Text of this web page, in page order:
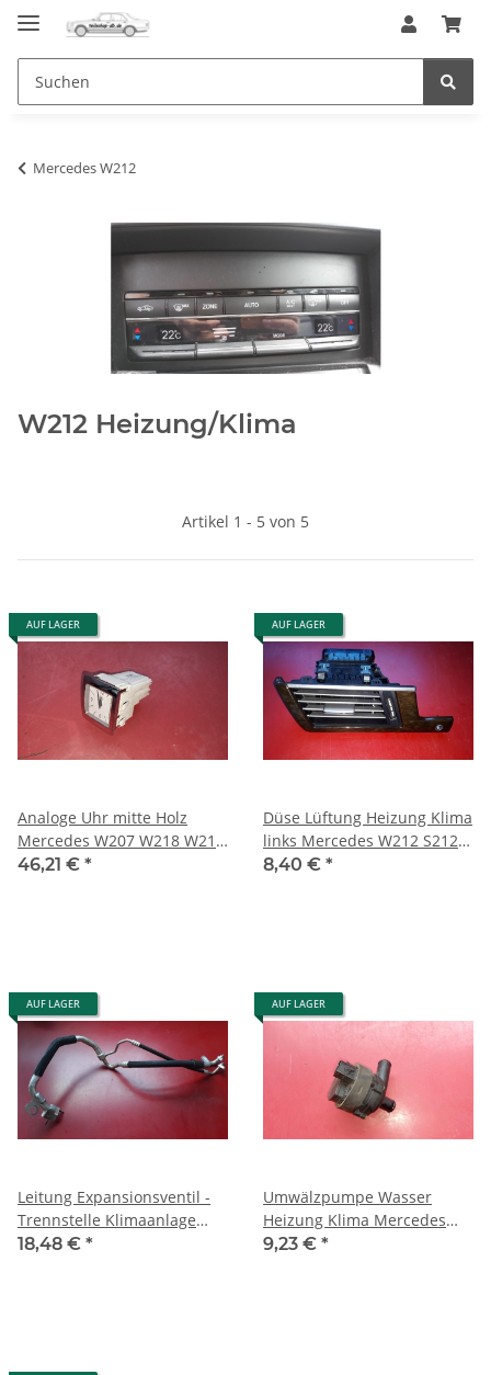
Mercedes W212
W212 Heizung/Klima
Artikel 1 - 5 von 5
AUF LAGER
Analoge Uhr mitte Holz
Mercedes W207 W218 W212
S212 2188270000
46,21 € *
AUF LAGER
Düse Lüftung Heizung Klima
links Mercedes W212 S212
2128300154 2126809971
8,40 € *
AUF LAGER
Leitung Expansionsventil -
Trennstelle Klimaanlage
Mercedes W212
18,48 € *
AUF LAGER
Umwälzpumpe Wasser
Heizung Klima Mercedes
R171 W245 W251
9,23 € *